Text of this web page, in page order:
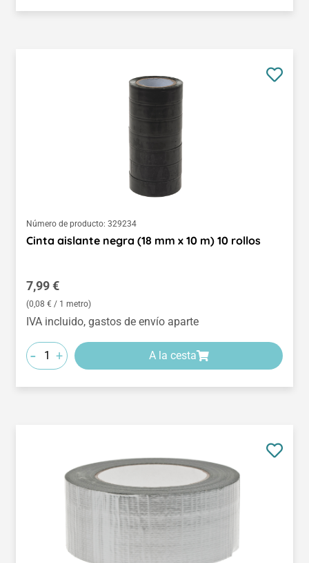
Número de producto: 329234
Cinta aislante negra (18 mm x 10 m) 10 rollos
Precio normal:
7,99 €
(0,08 € / 1 metro)
IVA incluido, gastos de envío aparte
- + A la cesta